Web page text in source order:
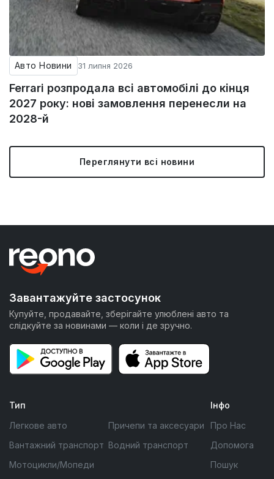
Авто Новини 31 липня 2026
Ferrari розпродала всі автомобілі до кінця
2027 року: нові замовлення перенесли на
2028-й
Переглянути всі новини
Завантажуйте застосунок
Купуйте, продавайте, зберігайте улюблені авто та
слідкуйте за новинами — коли і де зручно.
Тип
Легкове авто
Вантажний транспорт
Мотоцикли/Мопеди
Причепи та аксесуари
Водний транспорт
Інфо
Про Нас
Допомога
Пошук